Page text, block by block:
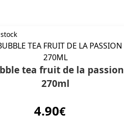
tea fruit de la passion
270ml
4.90€